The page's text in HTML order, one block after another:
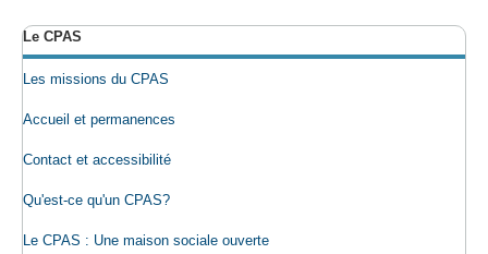
Le CPAS
Les missions du CPAS
Accueil et permanences
Contact et accessibilité
Qu'est-ce qu'un CPAS?
Le CPAS : Une maison sociale ouverte